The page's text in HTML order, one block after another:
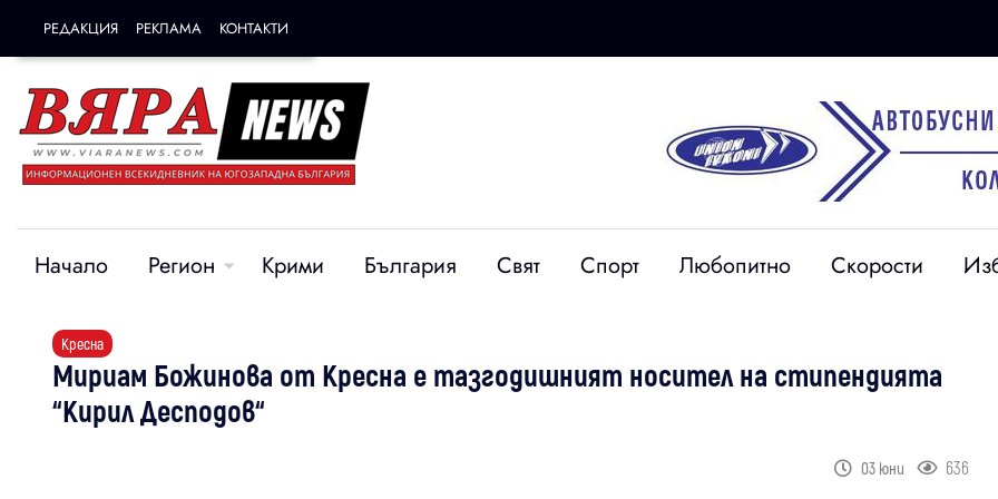
РЕДАКЦИЯ РЕКЛАМА КОНТАКТИ
Начало Регион Крими България Свят Спорт Любопитно Скорости
Кресна
Мириам Божинова от Кресна е тазгодишният носител на стипендията
“Кирил Десподов“
03 юни 636